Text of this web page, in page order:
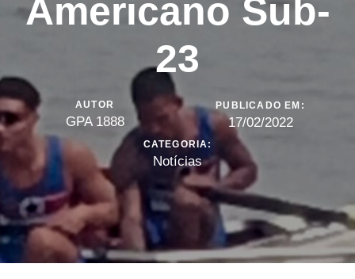
Americano Sub-
23
AUTOR
GPA 1888
PUBLICADO EM:
17/02/2022
CATEGORIA:
Notícias